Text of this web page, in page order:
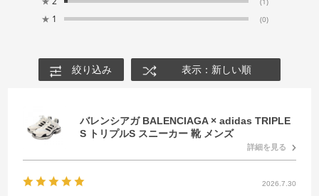
★ 1 (0)
絞り込み 表示：新しい順
バレンシアガ BALENCIAGA × adidas TRIPLE
S トリプルS スニーカー 靴 メンズ
詳細を見る
2026.7.30